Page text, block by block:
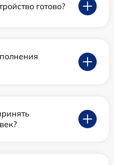
готово?